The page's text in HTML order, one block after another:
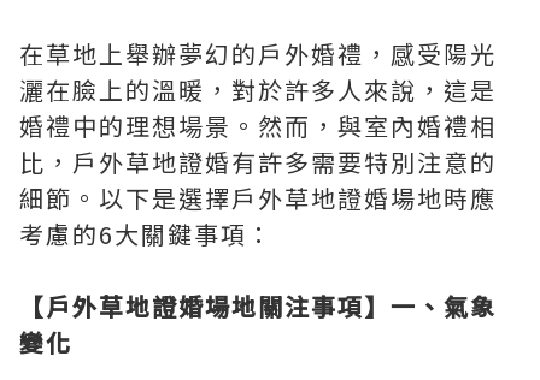
在草地上舉辦夢幻的戶外婚禮，感受陽光
灑在臉上的溫暖，對於許多人來說，這是
婚禮中的理想場景。然而，與室內婚禮相
比，戶外草地證婚有許多需要特別注意的
細節。以下是選擇戶外草地證婚場地時應
考慮的6大關鍵事項：
【戶外草地證婚場地關注事項】一、氣象
變化